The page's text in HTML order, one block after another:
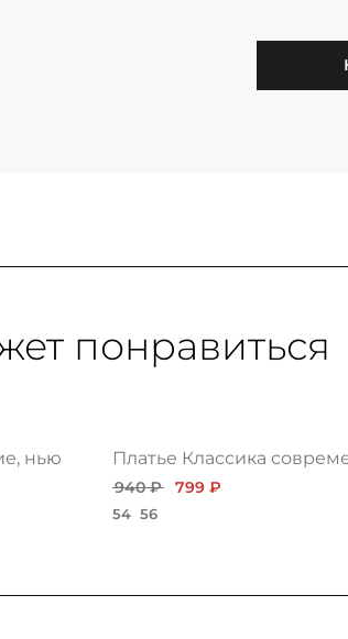
понравиться
нью
Платье Классика
940 ₽ 799 ₽
54 56